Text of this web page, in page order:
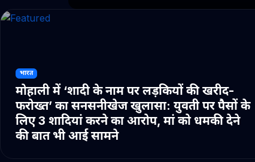
भारत
मोहाली में ‘शादी के नाम पर लड़कियों की खरीद-
फरोख्त’ का सनसनीखेज खुलासा: युवती पर पैसों के
लिए 3 शादियां करने का आरोप, मां को धमकी देने
की बात भी आई सामने